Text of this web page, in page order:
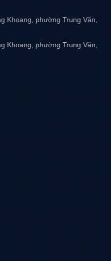
Khoang, phường Trung Văn,
Khoang, phường Trung Văn,